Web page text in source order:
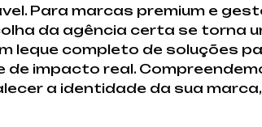
Para marcas premium e
da agência certa se torna
leque completo de soluções
impacto real.
a identidade da sua